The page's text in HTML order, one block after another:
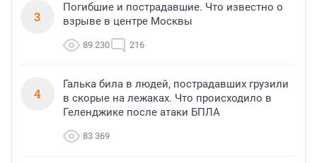
3
Погибшие и пострадавшие. Что известно о
взрыве в центре Москвы
89 230 216
4
Галька била в людей, пострадавших грузили
в скорые на лежаках. Что происходило в
Геленджике после атаки БПЛА
83 369